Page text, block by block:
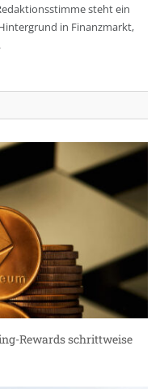
steht ein
in Finanzmarkt,
Rewards schrittweise